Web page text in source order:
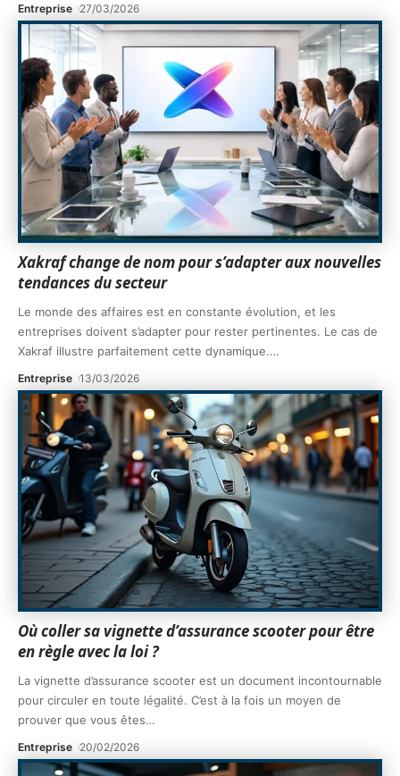
Entreprise 27/03/2026
Xakraf change de nom pour s’adapter aux nouvelles
tendances du secteur
Le monde des affaires est en constante évolution, et les
entreprises doivent s’adapter pour rester pertinentes. Le cas de
Xakraf illustre parfaitement cette dynamique.…
Entreprise 13/03/2026
Où coller sa vignette d’assurance scooter pour être
en règle avec la loi ?
La vignette d’assurance scooter est un document incontournable
pour circuler en toute légalité. C’est à la fois un moyen de
prouver que vous êtes…
Entreprise 20/02/2026